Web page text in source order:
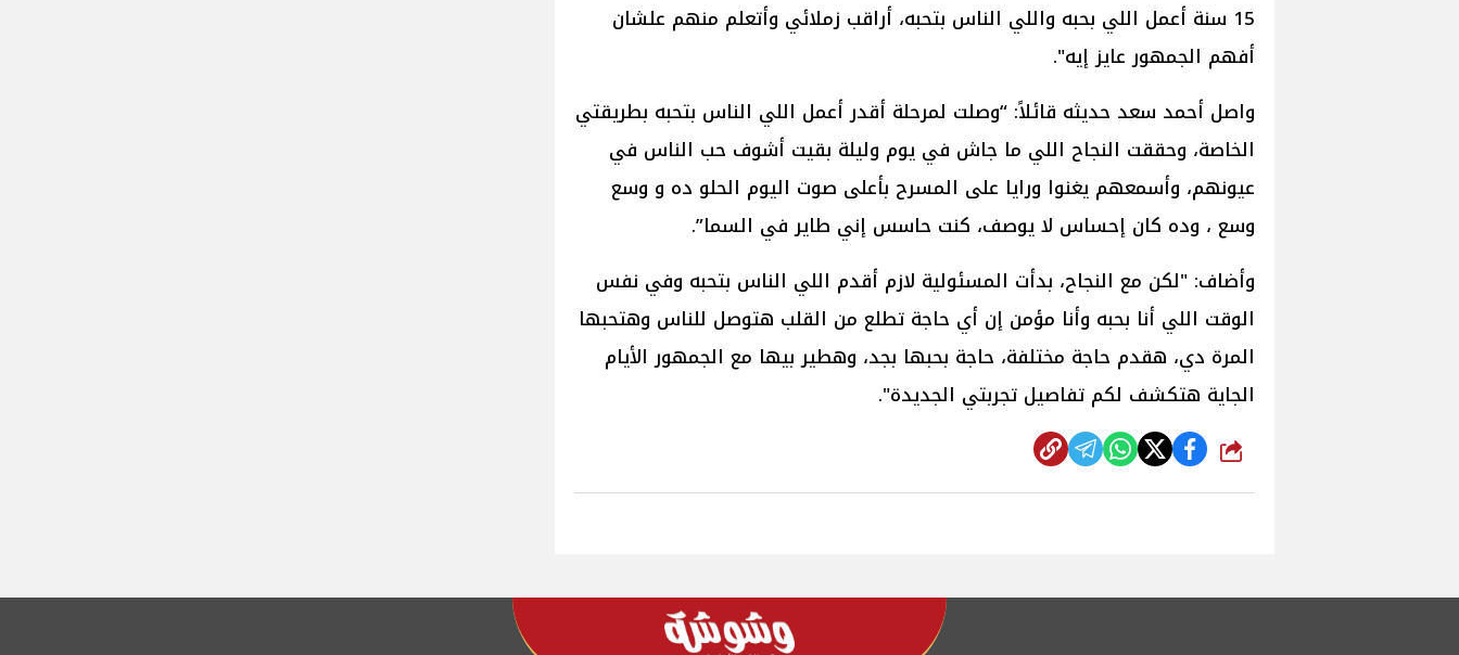
15 سنة أعمل اللي بحبه واللي الناس بتحبه، أراقب زملائي وأتعلم منهم علشان
أفهم الجمهور عايز إيه".
واصل أحمد سعد حديثه قائلاً: “وصلت لمرحلة أقدر أعمل اللي الناس بتحبه بطريقتي
الخاصة، وحققت النجاح اللي ما جاش في يوم وليلة بقيت أشوف حب الناس في
عيونهم، وأسمعهم يغنوا ورايا على المسرح بأعلى صوت اليوم الحلو ده و وسع
وسع ، وده كان إحساس لا يوصف، كنت حاسس إني طاير في السما”.
وأضاف: "لكن مع النجاح، بدأت المسئولية لازم أقدم اللي الناس بتحبه وفي نفس
الوقت اللي أنا بحبه وأنا مؤمن إن أي حاجة تطلع من القلب هتوصل للناس وهتحبها
المرة دي، هقدم حاجة مختلفة، حاجة بحبها بجد، وهطير بيها مع الجمهور الأيام
الجاية هتكشف لكم تفاصيل تجربتي الجديدة".
شارك